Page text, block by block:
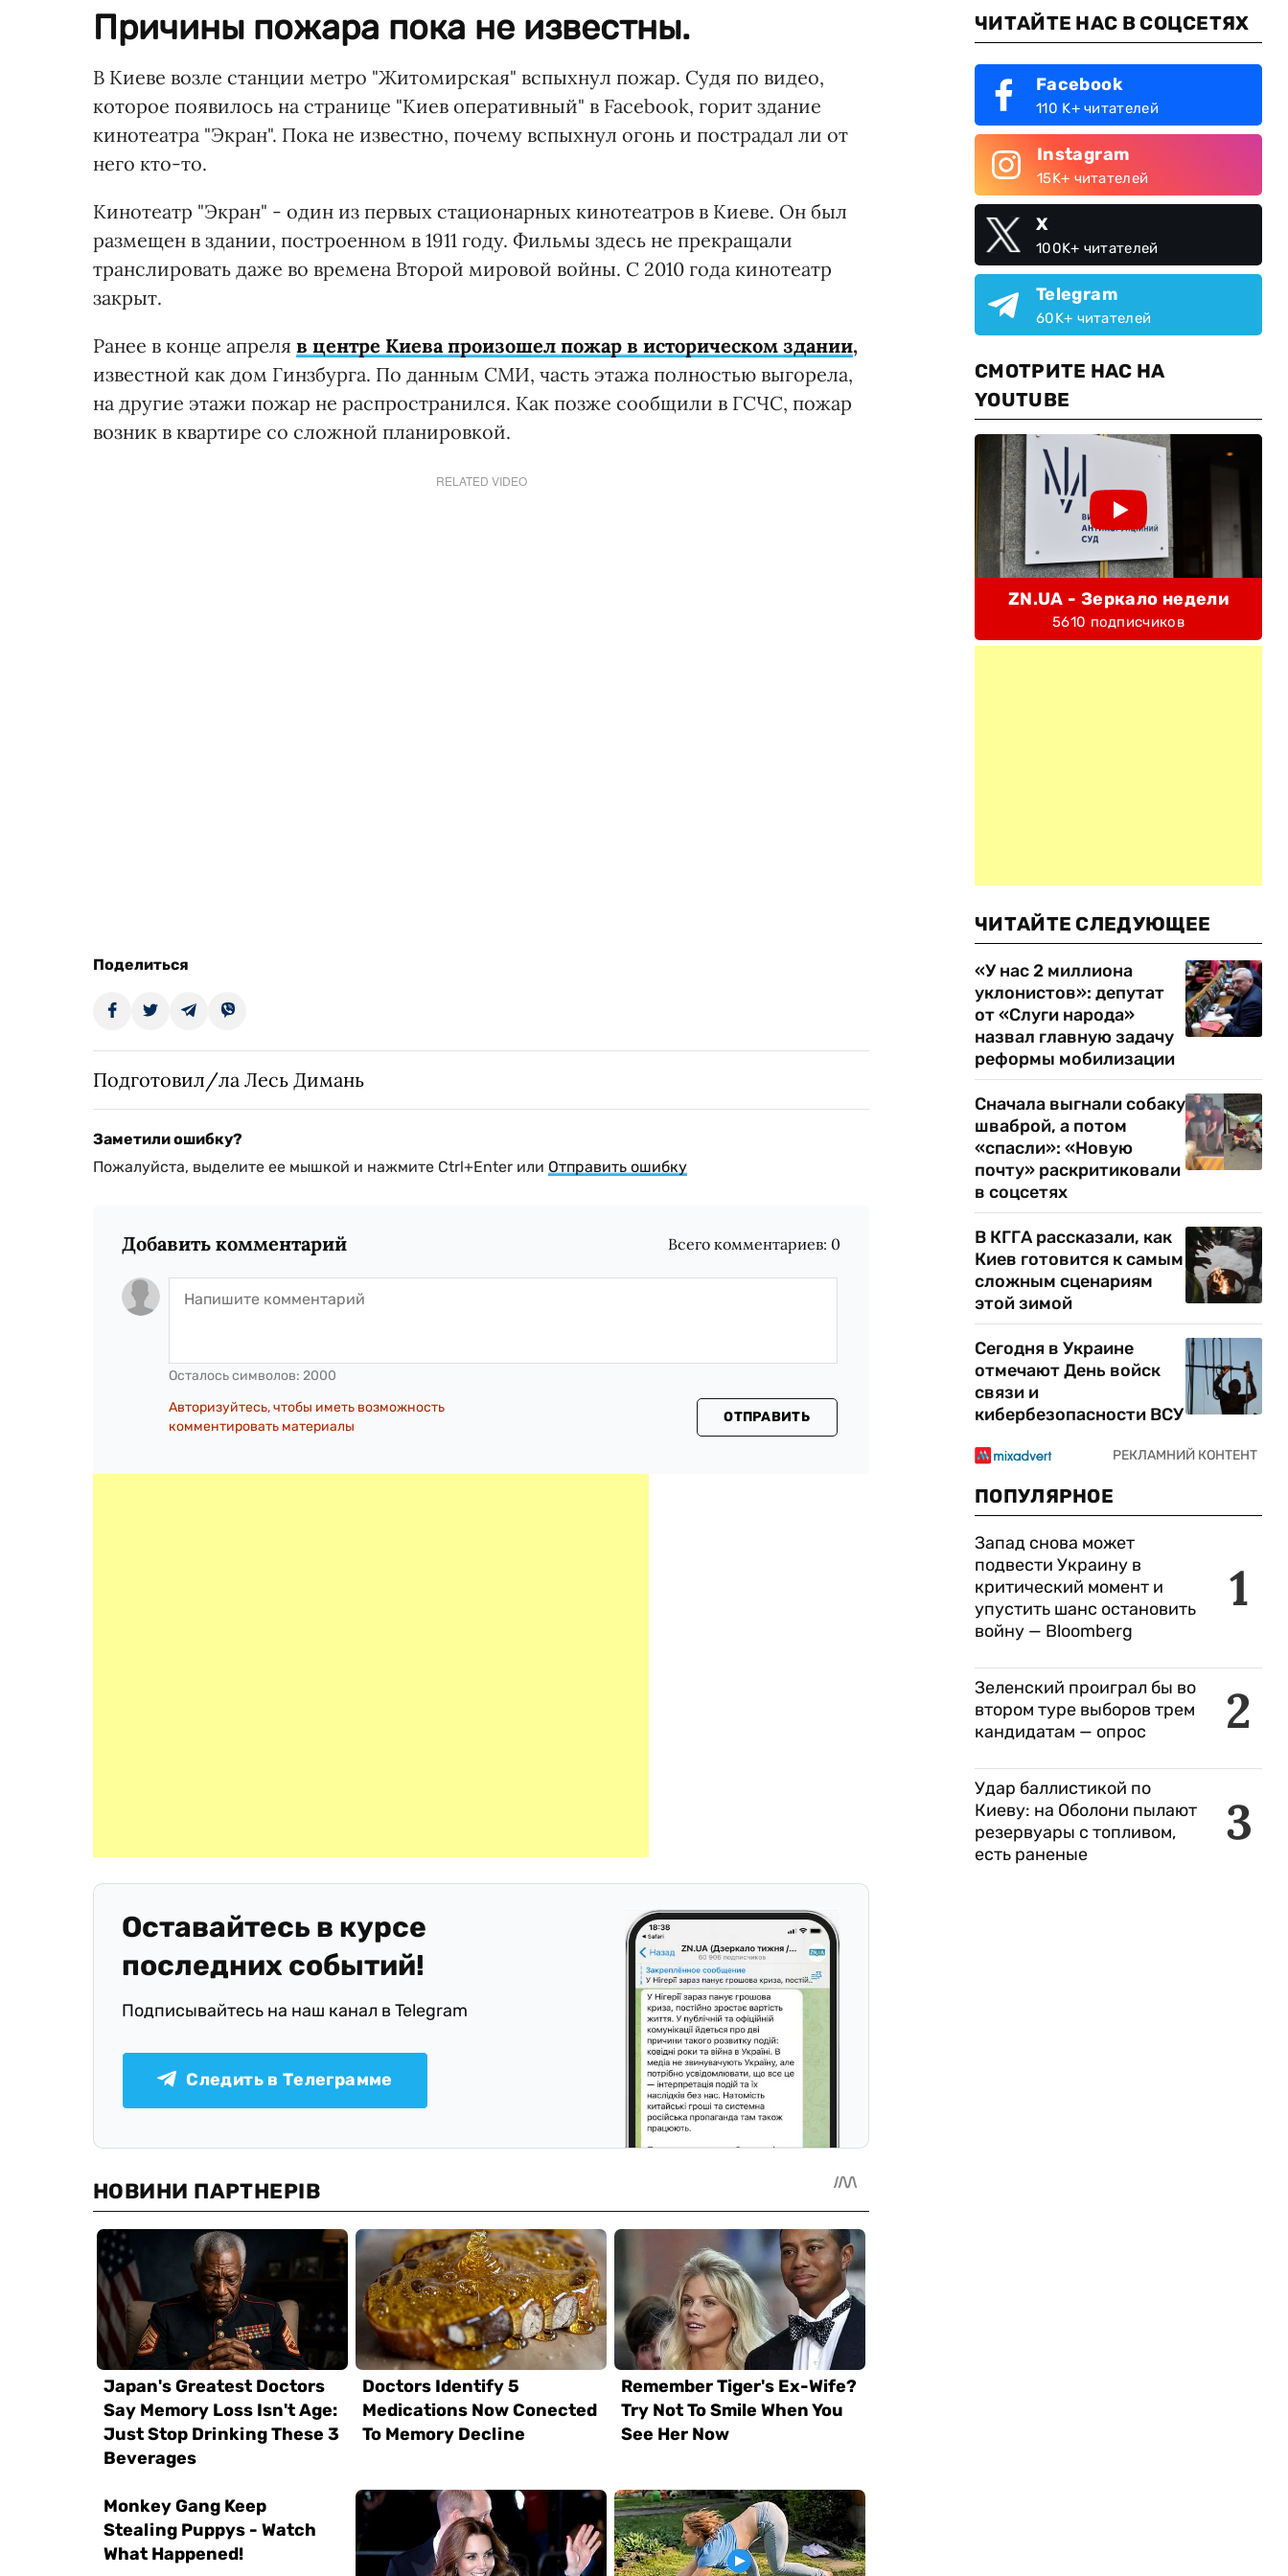
Причины пожара пока не известны.
В Киеве возле станции метро "Житомирская" вспыхнул пожар. Судя по видео,
которое появилось на странице "Киев оперативный" в Facebook, горит здание
кинотеатра "Экран". Пока не известно, почему вспыхнул огонь и пострадал ли от
него кто-то.
Кинотеатр "Экран" - один из первых стационарных кинотеатров в Киеве. Он был
размещен в здании, построенном в 1911 году. Фильмы здесь не прекращали
транслировать даже во времена Второй мировой войны. С 2010 года кинотеатр
закрыт.
Ранее в конце апреля в центре Киева произошел пожар в историческом здании,
известной как дом Гинзбурга. По данным СМИ, часть этажа полностью выгорела,
на другие этажи пожар не распространился. Как позже сообщили в ГСЧС, пожар
возник в квартире со сложной планировкой.
RELATED VIDEO
Поделиться
Подготовил/ла Лесь Димань
Заметили ошибку?
Пожалуйста, выделите ее мышкой и нажмите Ctrl+Enter или Отправить ошибку
Добавить комментарий Всего комментариев: 0
Осталось символов: 2000
Авторизуйтесь, чтобы иметь возможность
комментировать материалы
ОТПРАВИТЬ
Оставайтесь в курсе
последних событий!
Подписывайтесь на наш канал в Telegram
Следить в Телеграмме
ЧИТАЙТЕ НАС В СОЦСЕТЯХ
Facebook
110 K+ читателей
Instagram
15K+ читателей
X
100K+ читателей
Telegram
60K+ читателей
СМОТРИТЕ НАС НА
YOUTUBE
ZN.UA - Зеркало недели
5610 подписчиков
ЧИТАЙТЕ СЛЕДУЮЩЕЕ
«У нас 2 миллиона
уклонистов»: депутат
от «Слуги народа»
назвал главную задачу
реформы мобилизации
Сначала выгнали собаку
шваброй, а потом
«спасли»: «Новую
почту» раскритиковали
в соцсетях
В КГГА рассказали, как
Киев готовится к самым
сложным сценариям
этой зимой
Сегодня в Украине
отмечают День войск
связи и
кибербезопасности ВСУ
ПОПУЛЯРНОЕ
1
Запад снова может
подвести Украину в
критический момент и
упустить шанс остановить
войну — Bloomberg
2
Зеленский проиграл бы во
втором туре выборов трем
кандидатам — опрос
3
Удар баллистикой по
Киеву: на Оболони пылают
резервуары с топливом,
есть раненые